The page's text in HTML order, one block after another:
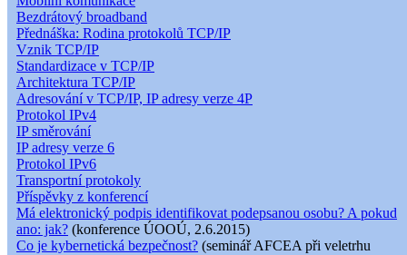
Bezdrátový broadband
Přednáška: Rodina protokolů TCP/IP
Vznik TCP/IP
Standardizace v TCP/IP
Architektura TCP/IP
Adresování v TCP/IP, IP adresy verze 4P
Protokol IPv4
IP směrování
IP adresy verze 6
Protokol IPv6
Transportní protokoly
Příspěvky z konferencí
Má elektronický podpis identifikovat podepsanou osobu? A pokud
ano: jak? (konference ÚOOÚ, 2.6.2015)
Co je kybernetická bezpečnost? (seminář AFCEA při veletrhu